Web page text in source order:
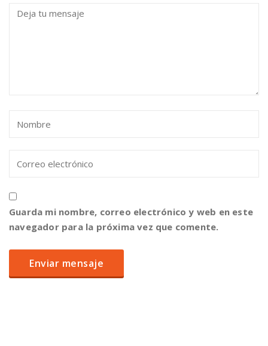
Guarda mi nombre, correo electrónico y web en este
navegador para la próxima vez que comente.